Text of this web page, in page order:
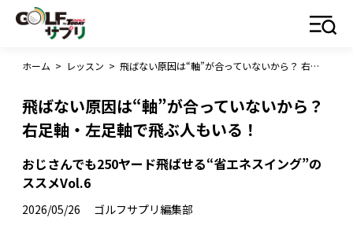
ホーム > レッスン > 飛ばない原因は“軸”が合っていないから？ 右足軸・左足軸で飛ぶ人もいる！
飛ばない原因は“軸”が合っていないから？
右足軸・左足軸で飛ぶ人もいる！
おじさんでも250ヤード飛ばせる“省エネスイング”の
ススメVol.6
2026/05/26 ゴルフサプリ編集部